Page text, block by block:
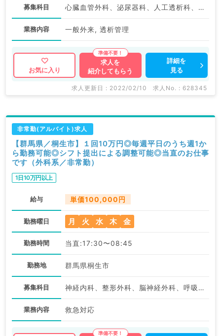
募集科目 心臓血管外科、泌尿器科、人工透析科、循環器内科、腎臓内科
業務内容 一般外来, 透析管理
お気に入り
求人を
紹介してもらう
詳細を
見る
求人更新日 : 2022/02/10 求人No. : 628345
非常勤(アルバイト)求人
【群馬県／桐生市】１回10万円◎毎週平日のうち週1か
ら勤務可能◎シフト提出による調整可能◎当直のお仕事
です（外科系／非常勤）
1日10万円以上
給与 単価100,000円
勤務曜日 月 火 水 木 金
勤務時間 当直:17:30〜08:45
勤務地 群馬県桐生市
募集科目 神経内科、整形外科、脳神経外科、呼吸器外科、心臓血管外科、循環器内科、外科系全般、一般外科、消化器外科
業務内容 救急対応